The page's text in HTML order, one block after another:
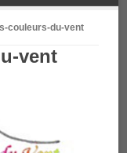
couleurs-du-vent
vent